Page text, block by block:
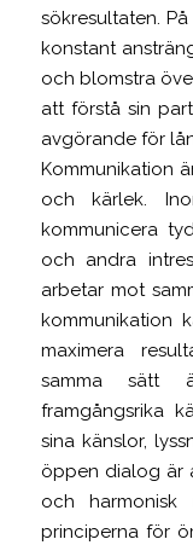
sökresultaten.
konstant
och blomstra
att förstå sin
avgörande för
Kommunikation
och kärlek.
kommunicera
och andra
arbetar mot
kommunikation
maximera
samma sätt
framgångsrika
sina känslor,
öppen dialog är
och
principerna för